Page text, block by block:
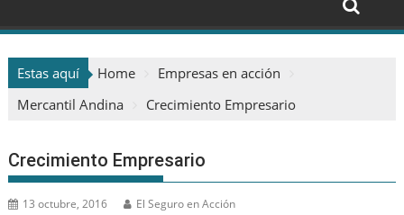
Estas aquí Home
Empresas en acción
Mercantil Andina
Crecimiento Empresario
Crecimiento Empresario
13 octubre, 2016 El Seguro en Acción